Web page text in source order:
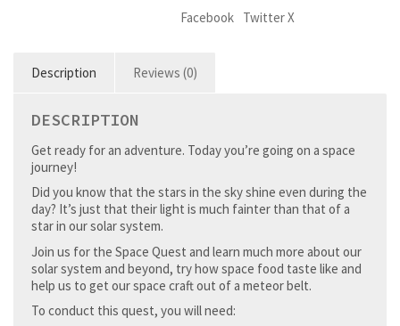
Facebook Twitter X
Description Reviews (0)
DESCRIPTION
Get ready for an adventure. Today you’re going on a space
journey!
Did you know that the stars in the sky shine even during the
day? It’s just that their light is much fainter than that of a
star in our solar system.
Join us for the Space Quest and learn much more about our
solar system and beyond, try how space food taste like and
help us to get our space craft out of a meteor belt.
To conduct this quest, you will need: